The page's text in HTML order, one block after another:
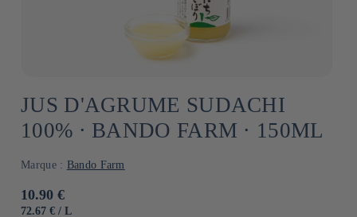
JUS D'AGRUME SUDACHI
100% ⋅ BANDO FARM ⋅ 150ML
Marque : Bando Farm
Prix
habituel
10.90 €
PRIX
72.67 € / PAR
L